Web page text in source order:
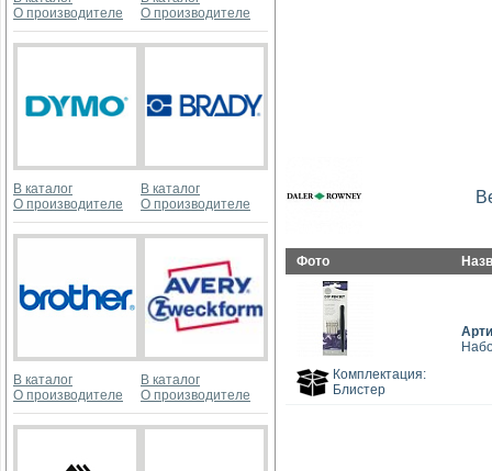
О производителе
О производителе
В каталог
О производителе
В каталог
О производителе
В каталог
О производителе
В каталог
О производителе
Фото
Комплектация:
Блистер